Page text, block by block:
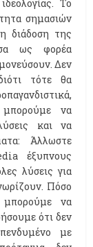
Το
σημασιών
διάδοση της
ως φορέα
Δεν
τότε θα
να
και να
Άλλωστε
έξυπνους
λύσεις για
Πόσο
να
ότι δεν
με